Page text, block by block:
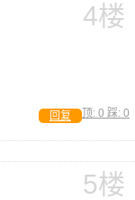
4楼
顶: 0 踩: 0
回复
5楼